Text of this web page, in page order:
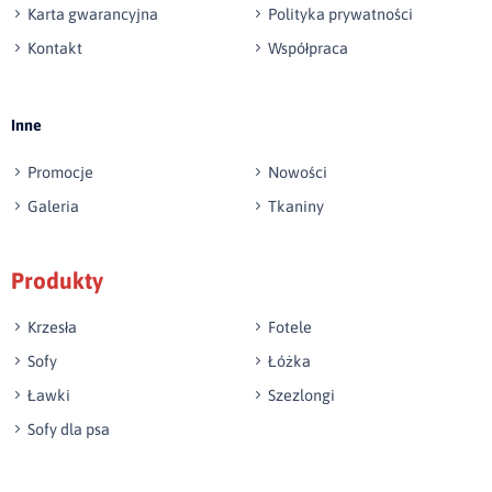
Wyślij opinię
Karta gwarancyjna
Polityka prywatności
Kontakt
Współpraca
Inne
Promocje
Nowości
Galeria
Tkaniny
Produkty
Krzesła
Fotele
Sofy
Łóżka
Ławki
Szezlongi
Sofy dla psa